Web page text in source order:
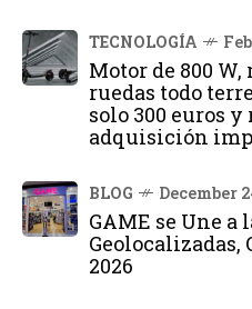
TECNOLOGÍA
Motor de 800
ruedas todo
solo 300 euros
adquisición
BLOG December
GAME se Une a
Geolocalizadas,
2026